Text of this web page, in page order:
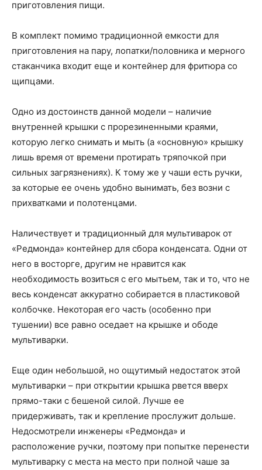
приготовления пищи.
В комплект помимо традиционной емкости для
приготовления на пару, лопатки/половника и мерного
стаканчика входит еще и контейнер для фритюра со
щипцами.
Одно из достоинств данной модели – наличие
внутренней крышки с прорезиненными краями,
которую легко снимать и мыть (а «основную» крышку
лишь время от времени протирать тряпочкой при
сильных загрязнениях). К тому же у чаши есть ручки,
за которые ее очень удобно вынимать, без возни с
прихватками и полотенцами.
Наличествует и традиционный для мультиварок от
«Редмонда» контейнер для сбора конденсата. Одни от
него в восторге, другим не нравится как
необходимость возиться с его мытьем, так и то, что не
весь конденсат аккуратно собирается в пластиковой
колбочке. Некоторая его часть (особенно при
тушении) все равно оседает на крышке и ободе
мультиварки.
Еще один небольшой, но ощутимый недостаток этой
мультиварки – при открытии крышка рвется вверх
прямо-таки с бешеной силой. Лучше ее
придерживать, так и крепление прослужит дольше.
Недосмотрели инженеры «Редмонда» и
расположение ручки, поэтому при попытке перенести
мультиварку с места на место при полной чаше за